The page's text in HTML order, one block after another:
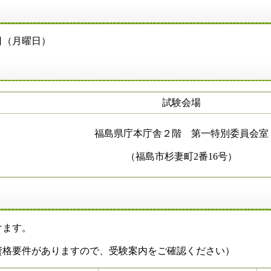
曜日）
試験会場
福島県庁本庁舎２階 第一特別委員会室
（福島市杉妻町2番16号）
す。
がありますので、受験案内をご確認ください）